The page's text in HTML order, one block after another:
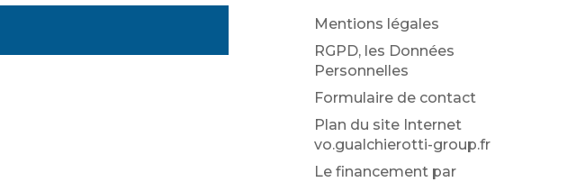
Mentions légales
RGPD, les Données
Personnelles
Formulaire de contact
Plan du site Internet
vo.gualchierotti-group.fr
Le financement par